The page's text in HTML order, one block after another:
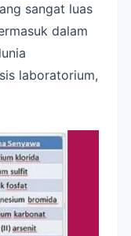
sangat luas
dalam
laboratorium,